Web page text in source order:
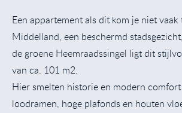
Een appartement als dit kom je niet
Middelland, een beschermd
de groene Heemraadssingel ligt dit
van ca. 101 m2.
Hier smelten historie en modern
loodramen, hoge plafonds en houten